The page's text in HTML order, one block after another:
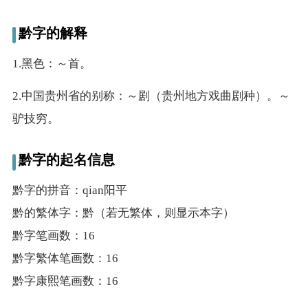
肖
起
名
蛇年起名
兔年起名
黔字的解释
1.黑色：～首。
2.中国贵州省的别称：～剧（贵州地方戏曲剧种）。～
驴技穷。
黔字的起名信息
黔字的拼音：qian阳平
黔的繁体字：黔（若无繁体，则显示本字）
黔字笔画数：16
黔字繁体笔画数：16
黔字康熙笔画数：16